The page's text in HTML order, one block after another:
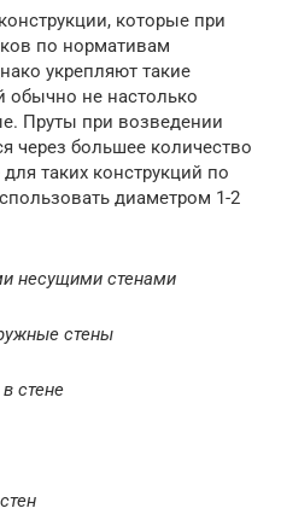
которые при
по нормативам
укрепляют такие
обычно не настолько
Пруты при возведении
через большее количество
таких конструкций по
диаметром 1-2
несущими стенами
стены
стене